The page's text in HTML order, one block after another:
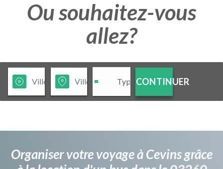
Ou souhaitez-vous
allez?
CONTINUER
Organiser votre voyage à Cevins grâce